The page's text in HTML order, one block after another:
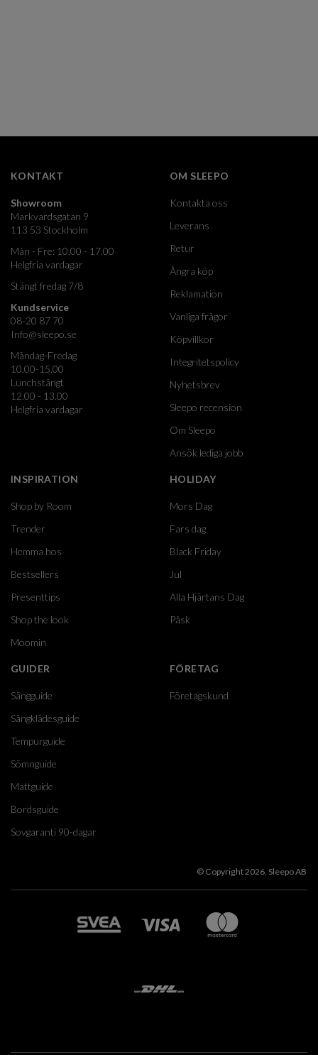
KONTAKT
Showroom
Markvardsgatan 9
113 53 Stockholm
Mån - Fre: 10.00 - 17.00
Helgfria vardagar
Stängt fredag 7/8
Kundservice
08-20 87 70
Info@sleepo.se
Måndag-Fredag
10.00-15.00
Lunchstängt
12.00 - 13.00
Helgfria vardagar
OM SLEEPO
Kontakta oss
Leverans
Retur
Ångra köp
Reklamation
Vanliga frågor
Köpvillkor
Integritetspolicy
Nyhetsbrev
Sleepo recension
Om Sleepo
Ansök lediga jobb
INSPIRATION
Shop by Room
Trender
Hemma hos
Bestsellers
Presenttips
Shop the look
Moomin
HOLIDAY
Mors Dag
Fars dag
Black Friday
Jul
Alla Hjärtans Dag
Påsk
GUIDER
Sängguide
Sängklädesguide
Tempurguide
Sömnguide
Mattguide
Bordsguide
Sovgaranti 90-dagar
FÖRETAG
Företagskund
© Copyright 2026, Sleepo AB